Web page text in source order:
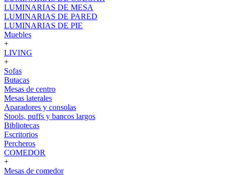
LUMINARIAS DE MESA
LUMINARIAS DE PARED
LUMINARIAS DE PIE
Muebles
+
LIVING
+
Sofas
Butacas
Mesas de centro
Mesas laterales
Aparadores y consolas
Stools, puffs y bancos largos
Bibliotecas
Escritorios
Percheros
COMEDOR
+
Mesas de comedor